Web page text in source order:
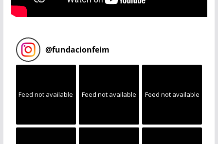
@fundacionfeim
Feed not available Feed not available Feed not available